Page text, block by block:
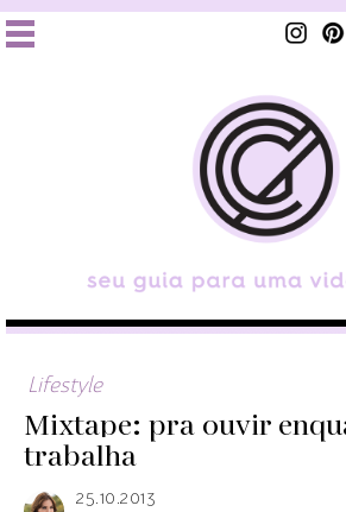
Lifestyle
Mixtape: pra ouvir
trabalha
25.10.2013